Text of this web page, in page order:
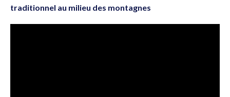
traditionnel au milieu des montagnes